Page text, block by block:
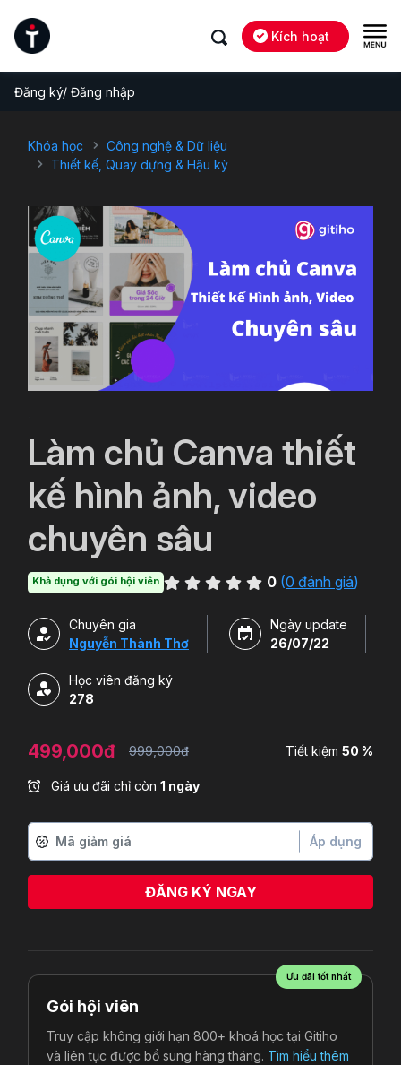
Kích hoạt
Đăng ký/ Đăng nhập
Khóa học
Công nghệ & Dữ liệu
Thiết kế, Quay dựng & Hậu kỳ
Làm chủ Canva thiết
kế hình ảnh, video
chuyên sâu
Khả dụng với gói hội viên 0 (0 đánh giá)
Chuyên gia
Nguyễn Thành Thơ
Ngày update
26/07/22
Học viên đăng ký
278
499,000đ 999,000đ Tiết kiệm 50 %
Giá ưu đãi chỉ còn 1 ngày
Áp dụng
ĐĂNG KÝ NGAY
Ưu đãi tốt nhất
Gói hội viên
Truy cập không giới hạn 800+ khoá học tại Gitiho
và liên tục được bổ sung hàng tháng. Tìm hiểu thêm